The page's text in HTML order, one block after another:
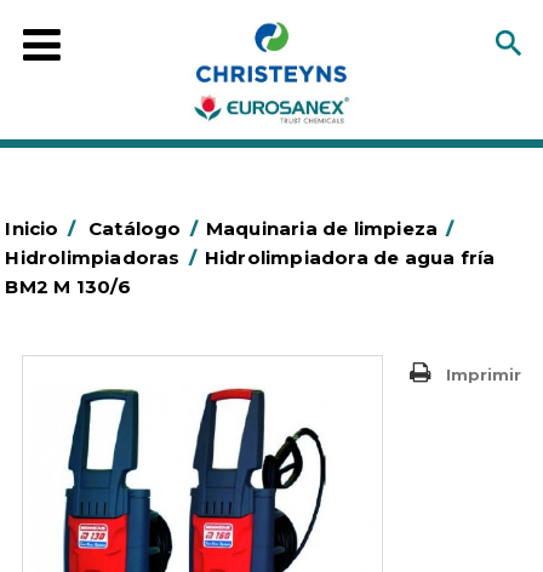
Inicio / Catálogo / Maquinaria de limpieza /
Hidrolimpiadoras / Hidrolimpiadora de agua fría
BM2 M 130/6
Imprimir